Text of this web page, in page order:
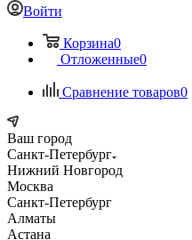
Войти
Корзина0
Отложенные0
Сравнение товаров0
Ваш город
Санкт-Петербург
Нижний Новгород
Москва
Санкт-Петербург
Алматы
Астана